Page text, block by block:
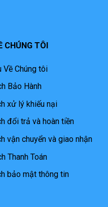
CHÚNG TÔI
Về Chúng tôi
Bảo Hành
xử lý khiếu nại
đổi trả và hoàn tiền
vận chuyển và giao nhận
Thanh Toán
bảo mật thông tin